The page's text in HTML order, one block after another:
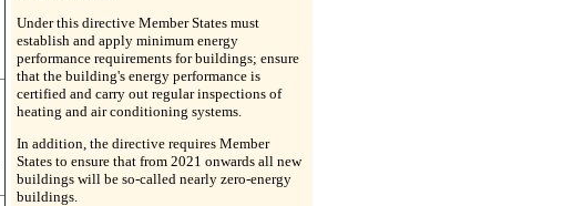
Under this directive Member States must
establish and apply minimum energy
performance requirements for buildings; ensure
that the building's energy performance is
certified and carry out regular inspections of
heating and air conditioning systems.
In addition, the directive requires Member
States to ensure that from 2021 onwards all new
buildings will be so-called nearly zero-energy
buildings.